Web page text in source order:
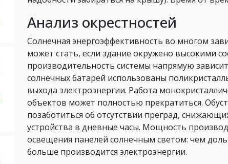
Анализ окрестностей
Солнечная энергоэффективность во многом
может стать, если здание окружено высокими
производительность системы напрямую
солнечных батарей использованы
выхода электроэнергии. Работа
объектов может полностью прекратиться.
позаботиться об отсутствии преград,
устройства в дневные часы. Мощность
освещения панелей солнечным светом: чем
больше производится электроэнергии.